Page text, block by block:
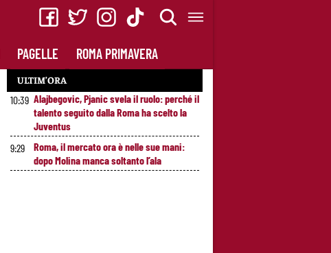
PAGELLE ROMA PRIMAVERA
ULTIM’ORA
10:39 Alajbegovic, Pjanic svela il ruolo: perché il
talento seguito dalla Roma ha scelto la
Juventus
9:29
Roma, il mercato ora è nelle sue mani:
dopo Molina manca soltanto l’ala